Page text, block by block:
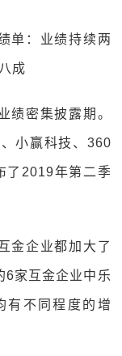
单：业绩持续两
成
绩密集披露期。
小赢科技、360
了2019年第二季
金企业都加大了
6家互金企业中乐
有不同程度的增